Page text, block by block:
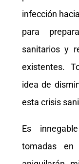
infección
para
sanitarios y
existentes.
idea de
esta crisis
Es
tomadas en